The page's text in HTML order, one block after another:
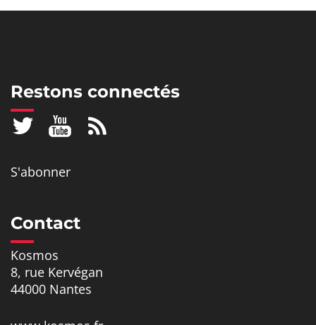
Restons connectés
S'abonner
Contact
Kosmos
8, rue Kervégan
44000 Nantes